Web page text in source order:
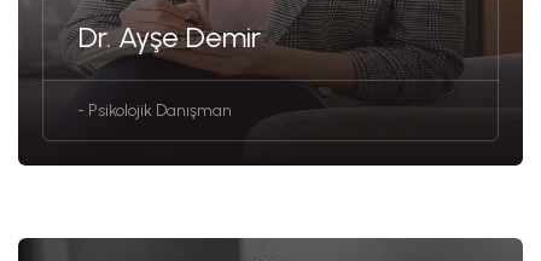
Dr. Ayşe Demir
- Psikolojik Danışman